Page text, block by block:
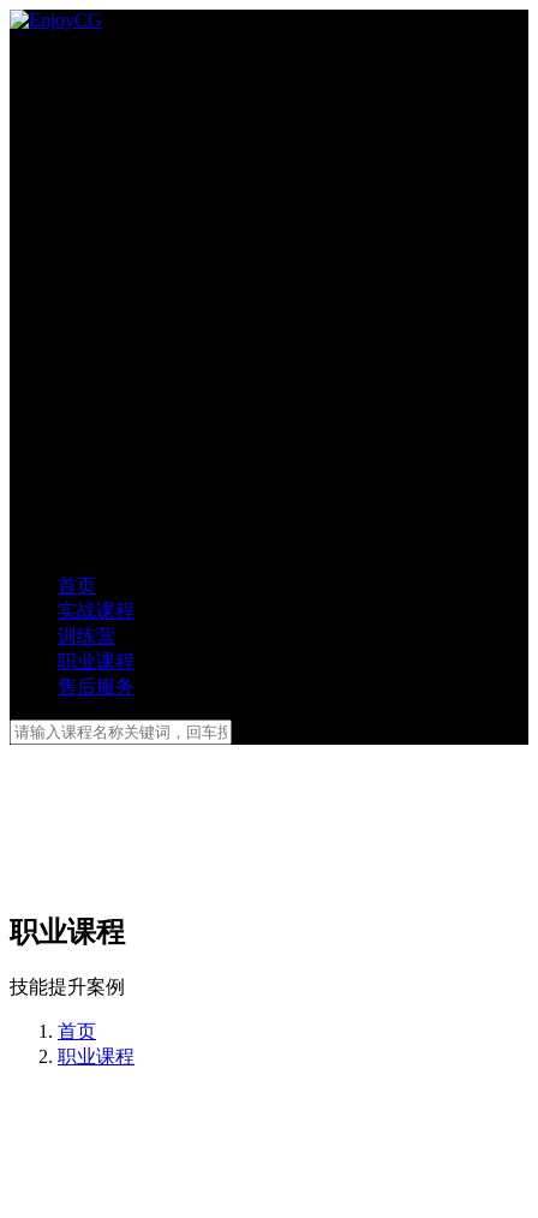
首页
实战课程
训练营
职业课程
售后服务
职业课程
技能提升案例
首页
职业课程